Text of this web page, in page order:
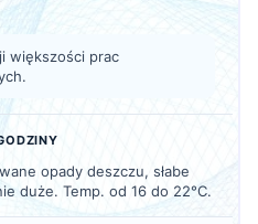
większości prac
opady deszczu, słabe
duże. Temp. od 16 do 22°C.